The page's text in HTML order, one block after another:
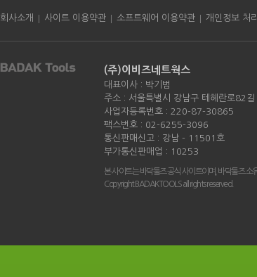
회사소개 | 사이트 이용약관 | 소프트웨어 이용약관 | 개인정보 처
(주)이비즈네트웍스
대표이사 : 박기범
주소 : 서울특별시 강남구 테헤란로82
사업자등록번호 : 220-87-30865
팩스번호 : 02-6255-3096
통신판매신고 : 강남 - 11501호
부가통신판매업 : 10253
본 사이트는 바닥툴즈 공식 사이트이며, 바닥툴즈
Copyright BADAKTOOLS all rights reserved.